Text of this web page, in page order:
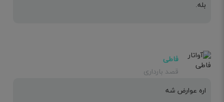
بله.
فاطی
قصد بارداری
اره عوارض شه